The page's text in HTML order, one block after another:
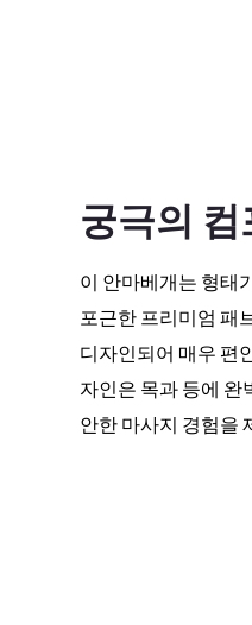
궁극의
이 안마베개는 형태
포근한 프리미엄 패
디자인되어 매우 편
자인은 목과 등에 완
안한 마사지 경험을